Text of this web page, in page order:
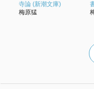
寺論 (新潮文庫)
梅原猛